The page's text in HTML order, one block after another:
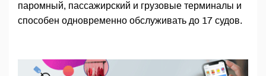
паромный, пассажирский и грузовые терминалы и
способен одновременно обслуживать до 17 судов.